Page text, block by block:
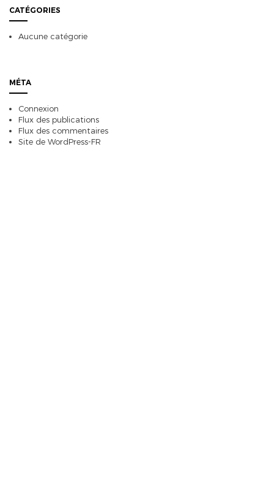
CATÉGORIES
Aucune catégorie
MÉTA
Connexion
Flux des publications
Flux des commentaires
Site de WordPress-FR